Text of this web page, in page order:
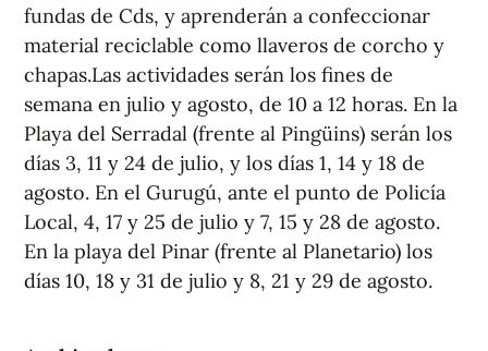
fundas de Cds, y aprenderán a confeccionar
material reciclable como llaveros de corcho y
chapas.Las actividades serán los fines de
semana en julio y agosto, de 10 a 12 horas. En la
Playa del Serradal (frente al Pingüins) serán los
días 3, 11 y 24 de julio, y los días 1, 14 y 18 de
agosto. En el Gurugú, ante el punto de Policía
Local, 4, 17 y 25 de julio y 7, 15 y 28 de agosto.
En la playa del Pinar (frente al Planetario) los
días 10, 18 y 31 de julio y 8, 21 y 29 de agosto.